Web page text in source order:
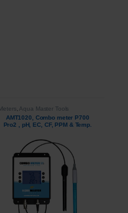
Aqua Master Tools
AMT1020, Combo meter P700
Pro2 , pH, EC, CF, PPM & Temp.